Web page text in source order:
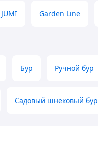
JUMI Garden Line
Бур Ручной бур
Садовый шнековый бур